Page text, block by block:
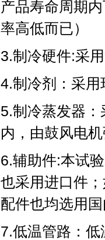
产品寿命周期
率高低而已）
3.制冷硬件:采用
4.制冷剂：
5.制冷蒸发器
内，由鼓风电
6.辅助件:本试验
也采用进口件
配件也均选用国
7.低温管路